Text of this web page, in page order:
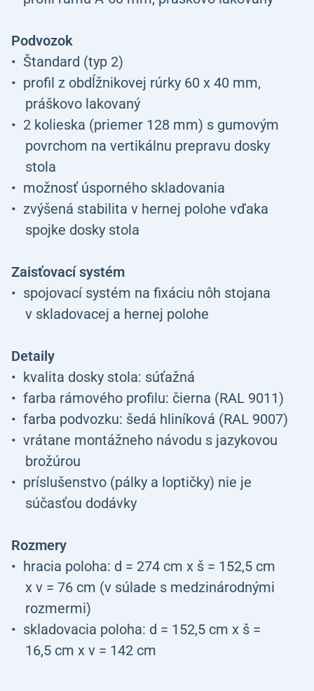
Podvozok
Štandard (typ 2)
profil z obdĺžnikovej rúrky 60 x 40 mm,
práškovo lakovaný
2 kolieska (priemer 128 mm) s gumovým
povrchom na vertikálnu prepravu dosky
stola
možnosť úsporného skladovania
zvýšená stabilita v hernej polohe vďaka
spojke dosky stola
Zaisťovací systém
spojovací systém na fixáciu nôh stojana
v skladovacej a hernej polohe
Detaily
kvalita dosky stola: súťažná
farba rámového profilu: čierna (RAL 9011)
farba podvozku: šedá hliníková (RAL 9007)
vrátane montážneho návodu s jazykovou
brožúrou
príslušenstvo (pálky a loptičky) nie je
súčasťou dodávky
Rozmery
hracia poloha: d = 274 cm x š = 152,5 cm
x v = 76 cm (v súlade s medzinárodnými
rozmermi)
skladovacia poloha: d = 152,5 cm x š =
16,5 cm x v = 142 cm